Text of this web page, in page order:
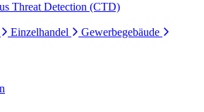
Threat Detection (CTD)
Einzelhandel
Gewerbegebäude